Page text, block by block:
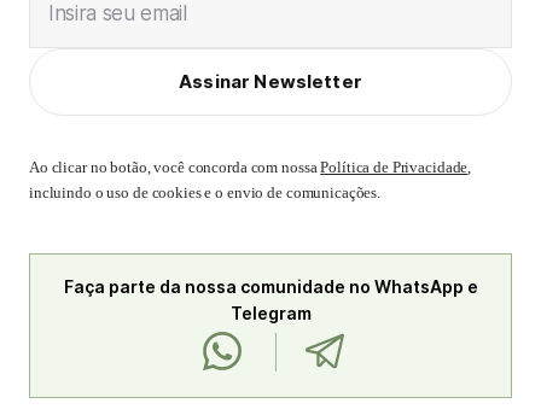
Insira seu email
Assinar Newsletter
Ao clicar no botão, você concorda com nossaPolítica de Privacidade,
incluindo o uso de cookies e o envio de comunicações.
Faça parte da nossa comunidade no WhatsApp e
Telegram